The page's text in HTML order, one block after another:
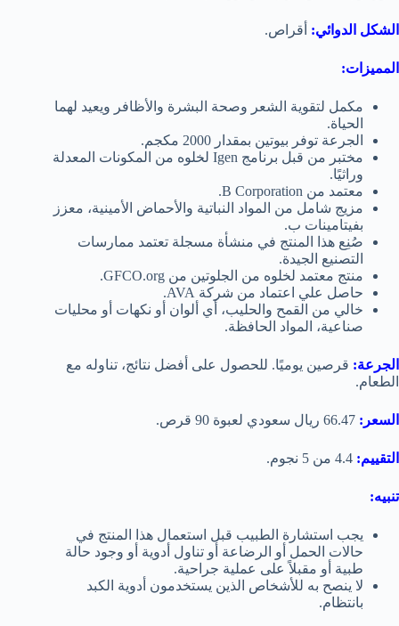
الشكل الدوائي: أقراص.
المميزات:
مكمل لتقوية الشعر وصحة البشرة والأظافر ويعيد لهما
الحياة.
الجرعة توفر بيوتين بمقدار 2000 مكجم.
مختبر من قبل برنامج Igen لخلوه من المكونات المعدلة
وراثيًا.
معتمد من B Corporation.
مزيج شامل من المواد النباتية والأحماض الأمينية، معزز
بفيتامينات ب.
صُنِع هذا المنتج في منشأة مسجلة تعتمد ممارسات
التصنيع الجيدة.
منتج معتمد لخلوه من الجلوتين من GFCO.org.
حاصل علي اعتماد من شركة AVA.
خالي من القمح والحليب، أي ألوان أو نكهات أو محليات
صناعية، المواد الحافظة.
الجرعة: قرصين يوميًا. للحصول على أفضل نتائج، تناوله مع
الطعام.
السعر:
التقييم: 4.4 من 5 نجوم.
تنبيه:
يجب استشارة الطبيب قبل استعمال هذا المنتج في
حالات الحمل أو الرضاعة أو تناول أدوية أو وجود حالة
طبية أو مقبلاً على عملية جراحية.
لا ينصح به للأشخاص الذين يستخدمون أدوية الكبد
بانتظام.